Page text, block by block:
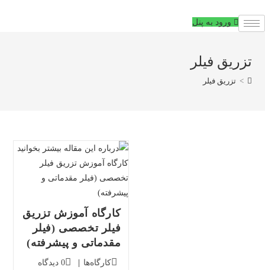
به
ورود به پنل
تزریق فیلر
> تزریق فیلر
کارگاه آموزش تزریق
فیلر تخصصی (فیلر
مقدماتی و پیشرفته)
دسته‌بندی
کارگاه‌ها
دیدگاه‌های
0 دیدگاه